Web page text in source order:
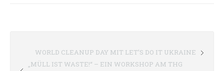
WORLD CLEANUP DAY MIT LET’S DO IT UKRAINE
„MÜLL IST WASTE!“ – EIN WORKSHOP AM THG